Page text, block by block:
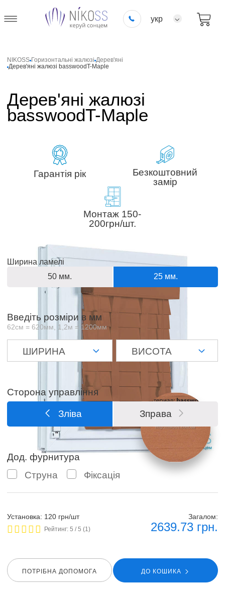
укр
NIKOSS Горизонтальні жалюзі Дерев'яні
Дерев'яні жалюзі basswoodT-Maple
Дерев'яні жалюзі
basswoodT-Maple
Гарантія рік
Безкоштовний
замір
Монтаж 150-
200грн/шт.
Ширина ламелі
50 мм.
25 мм.
Введіть розміри в мм
62см = 620мм, 1,2м = 1200мм
Сторона управління
Зліва Зправа
Дод. фурнитура
Струна
Фіксація
Установка: 120 грн/шт
Рейтинг:5 / 5 (1)
Загалом:
2639.73грн.
ПОТРIБНА ДОПОМОГА ДО КОШИКА